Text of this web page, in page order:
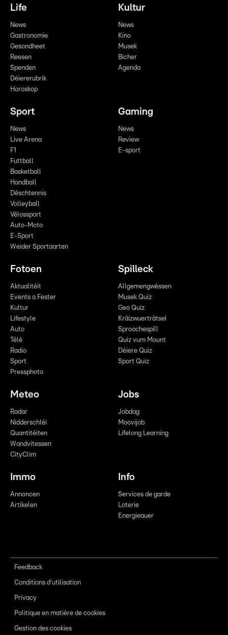
Life
News
Gastronomie
Gesondheet
Reesen
Spenden
Déiererubrik
Horoskop
Kultur
News
Kino
Musek
Bicher
Agenda
Sport
News
Live Arena
F1
Futtball
Basketball
Handball
Dëschtennis
Volleyball
Vëlossport
Auto-Moto
E-Sport
Weider Sportaarten
Gaming
News
Review
E-sport
Fotoen
Aktualitéit
Events a Fester
Kultur
Lifestyle
Auto
Télé
Radio
Sport
Pressphoto
Spilleck
Allgemengwëssen
Musek Quiz
Geo Quiz
Kräizwuerträtsel
Sproochespill
Quiz vum Mount
Déiere Quiz
Sport Quiz
Meteo
Radar
Nidderschléi
Quantitéiten
Wandvitessen
CityClim
Jobs
Jobdag
Moovijob
Lifelong Learning
Immo
Annoncen
Artikelen
Info
Services de garde
Loterie
Energieauer
Feedback
Conditions d'utilisation
Privacy
Politique en matière de cookies
Gestion des cookies